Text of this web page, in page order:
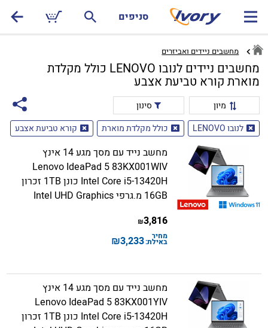
סניפים
מחשבים ניידים ואביזרים
מחשבים ניידים לנובו LENOVO כולל מקלדת
מוארת קורא טביעת אצבע
מיון
סינון
לנובו LENOVO
כולל מקלדת מוארת קורא טביעת אצבע
מחשב נייד עם מסך מגע 14 אינץ
Lenovo IdeaPad 5 83KX001WIV
Intel Core i5-13420H כונן 1TB זכרון
16GB מ.גרפי Intel UHD Graphics
3,816
₪
מחיר
באילת:3,233
₪
מחשב נייד עם מסך מגע 14 אינץ
Lenovo IdeaPad 5 83KX001YIV
Intel Core i5-13420H כונן 1TB זכרון